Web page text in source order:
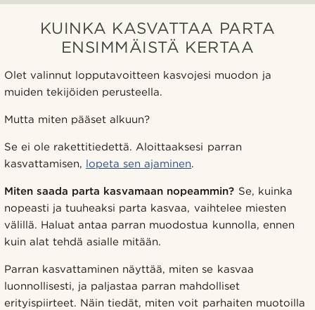
KUINKA KASVATTAA PARTA
ENSIMMÄISTÄ KERTAA
Olet valinnut lopputavoitteen kasvojesi muodon ja
muiden tekijöiden perusteella.
Mutta miten pääset alkuun?
Se ei ole rakettitiedettä. Aloittaaksesi parran
kasvattamisen, lopeta sen ajaminen.
Miten saada parta kasvamaan nopeammin? Se, kuinka
nopeasti ja tuuheaksi parta kasvaa, vaihtelee miesten
välillä. Haluat antaa parran muodostua kunnolla, ennen
kuin alat tehdä asialle mitään.
Parran kasvattaminen näyttää, miten se kasvaa
luonnollisesti, ja paljastaa parran mahdolliset
erityispiirteet. Näin tiedät, miten voit parhaiten muotoilla